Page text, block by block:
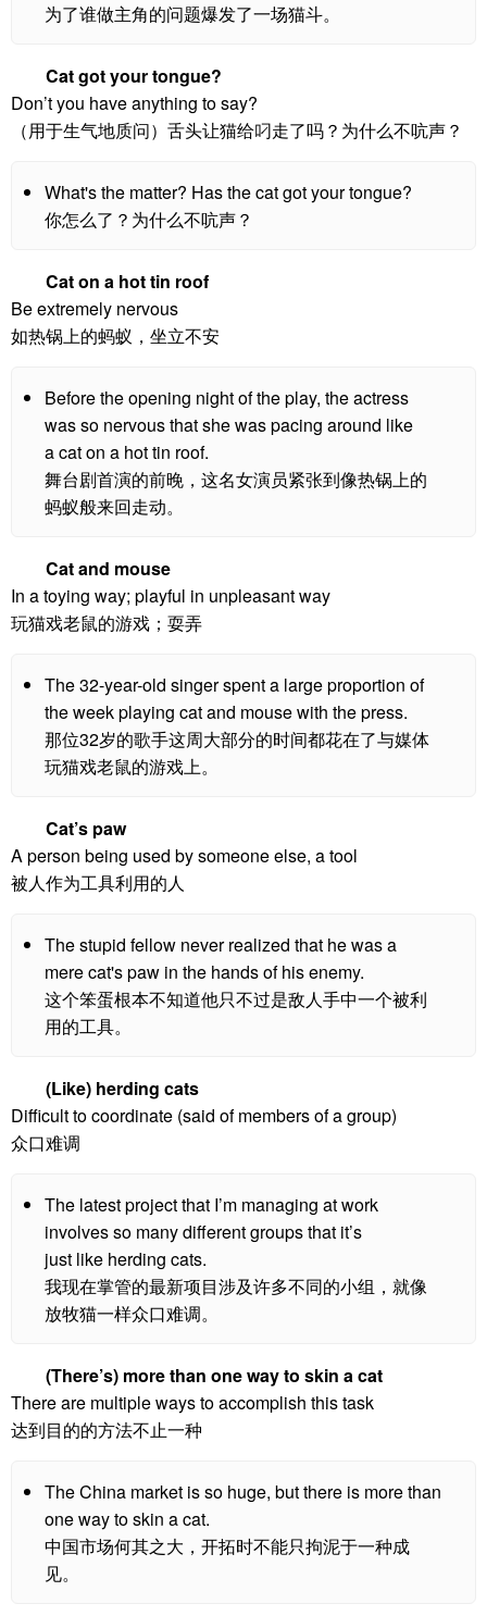
为了谁做主角的问题爆发了一场猫斗。
Cat got your tongue?
Don’t you have anything to say?
（用于生气地质问）舌头让猫给叼走了吗？为什么不吭声？
What's the matter? Has the cat got your tongue?
你怎么了？为什么不吭声？
Cat on a hot tin roof
Be extremely nervous
如热锅上的蚂蚁，坐立不安
Before the opening night of the play, the actress
was so nervous that she was pacing around like
a cat on a hot tin roof.
舞台剧首演的前晚，这名女演员紧张到像热锅上的
蚂蚁般来回走动。
Cat and mouse
In a toying way; playful in unpleasant way
玩猫戏老鼠的游戏；耍弄
The 32-year-old singer spent a large proportion of
the week playing cat and mouse with the press.
那位32岁的歌手这周大部分的时间都花在了与媒体
玩猫戏老鼠的游戏上。
Cat’s paw
A person being used by someone else, a tool
被人作为工具利用的人
The stupid fellow never realized that he was a
mere cat's paw in the hands of his enemy.
这个笨蛋根本不知道他只不过是敌人手中一个被利
用的工具。
(Like) herding cats
Difficult to coordinate (said of members of a group)
众口难调
The latest project that I’m managing at work
involves so many different groups that it’s
just like herding cats.
我现在掌管的最新项目涉及许多不同的小组，就像
放牧猫一样众口难调。
(There’s) more than one way to skin a cat
There are multiple ways to accomplish this task
达到目的的方法不止一种
The China market is so huge, but there is more than
one way to skin a cat.
中国市场何其之大，开拓时不能只拘泥于一种成
见。